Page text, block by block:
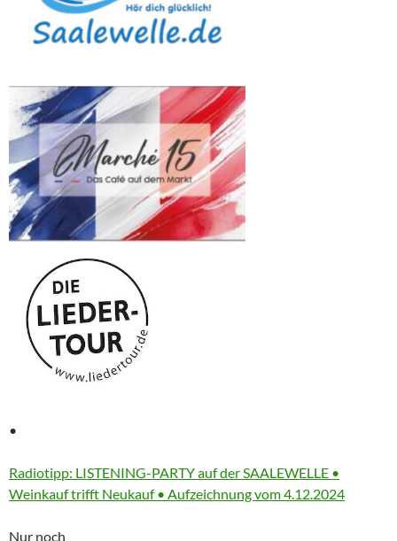
•
More
information
Radiotipp: LISTENING-PARTY auf der SAALEWELLE •
Weinkauf trifft Neukauf • Aufzeichnung vom 4.12.2024
Nur noch